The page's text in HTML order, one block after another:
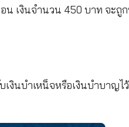
ะกันตนในกองทุนประกั
ร และเสียชีวิต จำนว
บาท จะได้คืนเมื่ออ